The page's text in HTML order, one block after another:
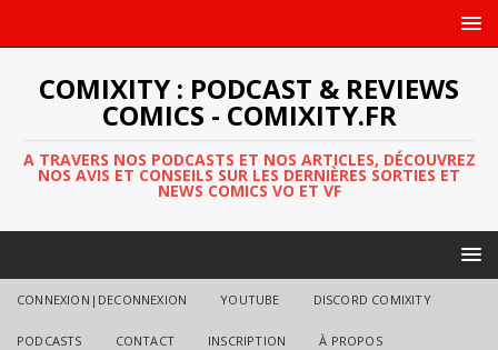
COMIXITY : PODCAST & REVIEWS
COMICS - COMIXITY.FR
A TRAVERS NOS PODCASTS ET NOS ARTICLES, DÉCOUVREZ
NOS AVIS ET CONSEILS SUR LES DERNIÈRES SORTIES ET
NEWS COMICS VO ET VF
CONNEXION|DECONNEXION YOUTUBE DISCORD COMIXITY
PODCASTS CONTACT INSCRIPTION À PROPOS